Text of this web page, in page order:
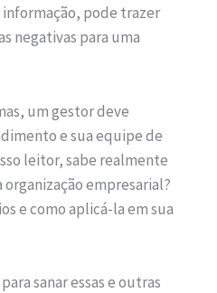
pode trazer
negativas para uma
um gestor deve
e sua equipe de
leitor, sabe realmente
empresarial?
e como aplicá-la em sua
sanar essas e outras